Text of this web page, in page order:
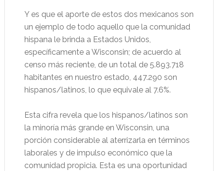
Y es que el aporte de estos dos mexicanos son
un ejemplo de todo aquello que la comunidad
hispana le brinda a Estados Unidos,
específicamente a Wisconsin; de acuerdo al
censo más reciente, de un total de 5.893.718
habitantes en nuestro estado, 447.290 son
hispanos/latinos, lo que equivale al 7.6%.
Esta cifra revela que los hispanos/latinos son
la minoría más grande en Wisconsin, una
porción considerable al aterrizarla en términos
laborales y de impulso económico que la
comunidad propicia. Esta es una oportunidad